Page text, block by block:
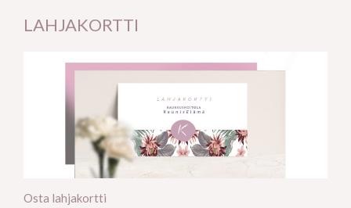
LAHJAKORTTI
Osta lahjakortti